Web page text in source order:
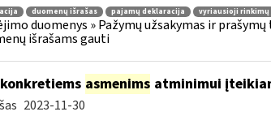
duomenų išrašas pajamų deklaracija vyriausioji rinkimų
duomenys » Pažymų užsakymas ir
išrašams gauti
asmenims atminimui
2023-11-30